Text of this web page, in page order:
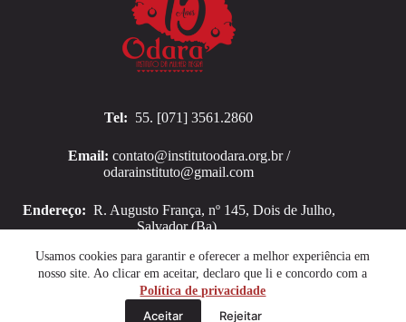
Usamos cookies para garantir e oferecer a melhor experiência em
nosso site. Ao clicar em aceitar, declaro que li e concordo com a
Política de privacidade
Aceitar Rejeitar
Tel: 55. [071] 3561.2860
Email: contato@institutoodara.org.br /
odarainstituto@gmail.com
Endereço: R. Augusto França, nº 145, Dois de Julho,
Salvador (Ba).